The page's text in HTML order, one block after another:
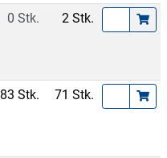
0 Stk. 2 Stk.
83 Stk. 71 Stk.